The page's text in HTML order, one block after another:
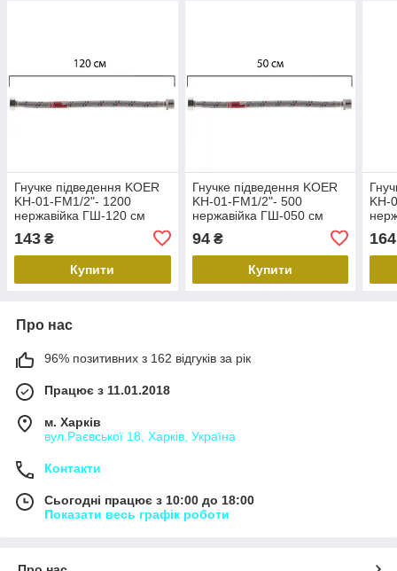
Гнучке підведення KOER
KH-01-FM1/2"- 1200
нержавійка ГШ-120 см
143 ₴
Купити
Гнучке підведення KOER
KH-01-FM1/2"- 500
нержавійка ГШ-050 см
94₴
Купити
KH-
164
Про нас
96% позитивних з 162 відгуків за рік
Працює з 11.01.2018
м. Харків
вул.Раєвської 18, Харків, Україна
Контакти
Сьогодні працює з 10:00 до 18:00
Показати весь графік роботи